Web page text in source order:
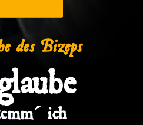
des Bizeps
ich